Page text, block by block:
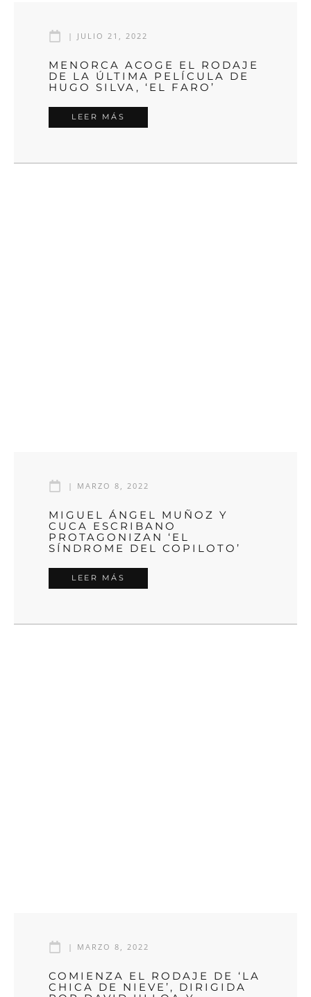
| JULIO 21, 2022
MENORCA ACOGE EL RODAJE
DE LA ÚLTIMA PELÍCULA DE
HUGO SILVA, ‘EL FARO’
LEER MÁS
| MARZO 8, 2022
MIGUEL ÁNGEL MUÑOZ Y
CUCA ESCRIBANO
PROTAGONIZAN ‘EL
SÍNDROME DEL COPILOTO’
LEER MÁS
| MARZO 8, 2022
COMIENZA EL RODAJE DE ‘LA
CHICA DE NIEVE’, DIRIGIDA